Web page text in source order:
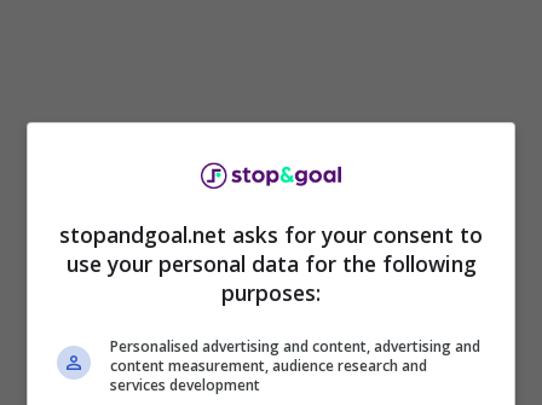
Il Consiglio di Amministrazione della Juventus
ha approvato un nuovo aumento di capitale da
stopandgoal.net asks for your consent to
use your personal data for the following
purposes:
Personalised advertising and content, advertising and
content measurement, audience research and
services development